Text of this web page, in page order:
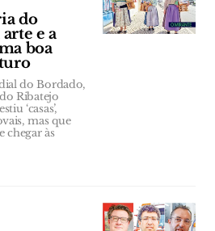
do
e a
boa
do Bordado,
Ribatejo
‘casas’,
mas que
chegar às